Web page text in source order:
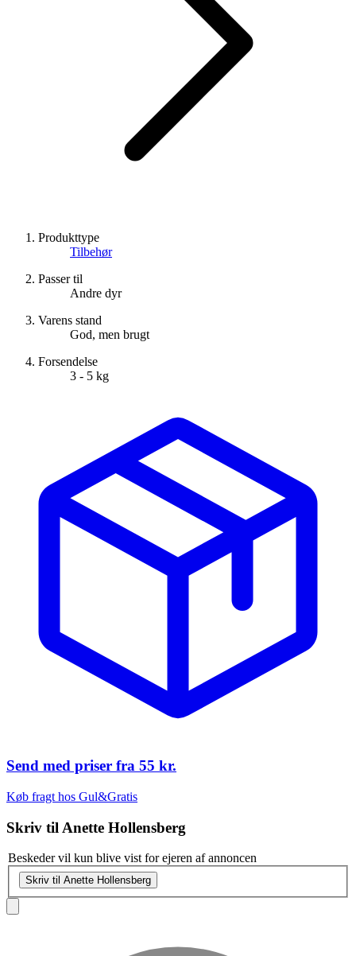
Produkttype
Tilbehør
Passer til
Andre dyr
Varens stand
God, men brugt
Forsendelse
3 - 5 kg
Send med priser fra 55 kr.
Køb fragt hos Gul&Gratis
Skriv til Anette Hollensberg
Beskeder vil kun blive vist for ejeren af annoncen
Skriv til Anette Hollensberg